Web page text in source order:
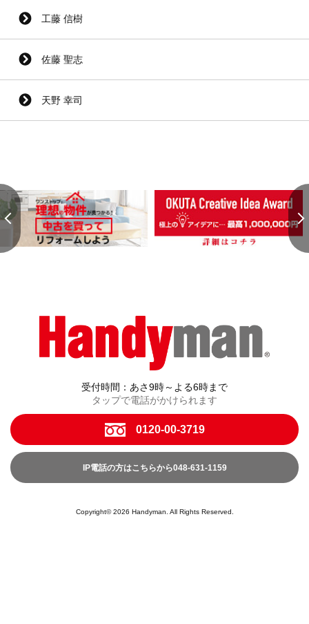
工藤 信樹
佐藤 聖志
天野 幸司
受付時間：あさ9時～よる6時まで
タップで電話がかけられます
0120-00-3719
IP電話の方はこちらから048-631-1159
Copyright© 2026 Handyman. All Rights Reserved.